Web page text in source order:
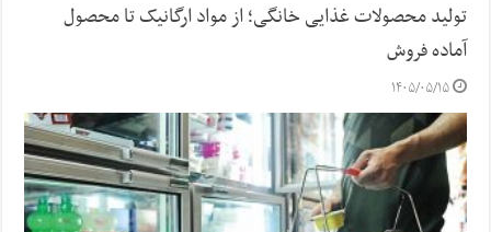
تولید محصولات غذایی خانگی؛ از مواد ارگانیک تا محصول
آماده فروش
۱۴۰۵/۰۵/۱۵